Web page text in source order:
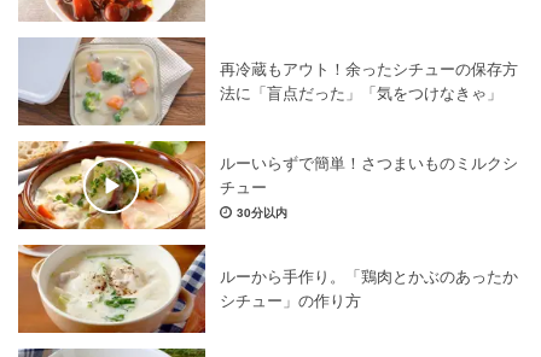
再冷蔵もアウト！余ったシチューの保存方
法に「盲点だった」「気をつけなきゃ」
ルーいらずで簡単！さつまいものミルクシ
チュー
30分以内
ルーから手作り。「鶏肉とかぶのあったか
シチュー」の作り方